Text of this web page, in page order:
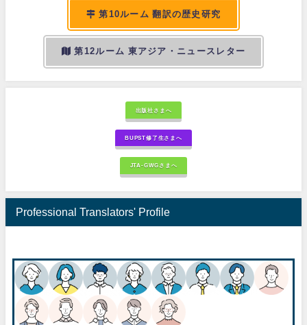
第10ルーム 翻訳の歴史研究
第12ルーム 東アジア・ニュースレター
出版社さまへ
BUPST修了生さまへ
JTA-GWGさまへ
Professional Translators' Profile